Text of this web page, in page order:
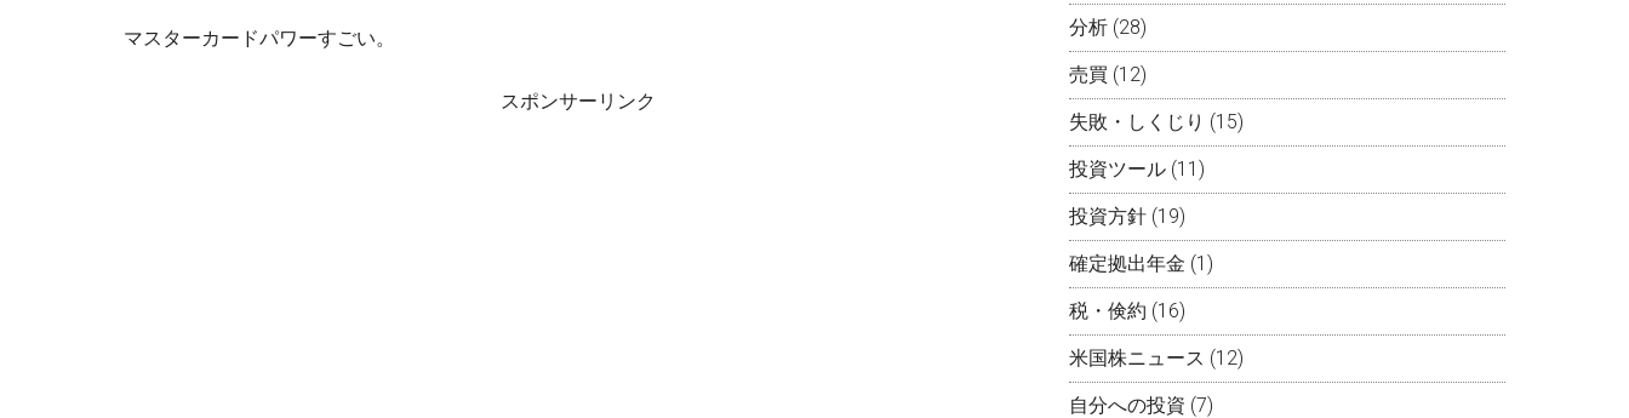
マスターカードパワーすごい。
スポンサーリンク
分析 (28)
売買 (12)
失敗・しくじり (15)
投資ツール (11)
投資方針 (19)
確定拠出年金 (1)
税・倹約 (16)
米国株ニュース (12)
自分への投資 (7)